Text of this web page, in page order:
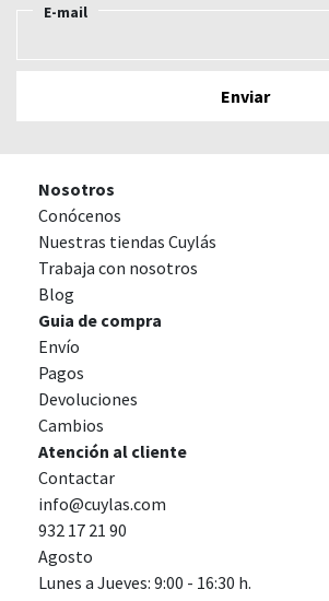
E-mail
Nosotros
Conócenos
Nuestras tiendas Cuylás
Trabaja con nosotros
Blog
Guia de compra
Envío
Pagos
Devoluciones
Cambios
Atención al cliente
Contactar
info@cuylas.com
932 17 21 90
Agosto
Lunes a Jueves: 9:00 - 16:30 h.